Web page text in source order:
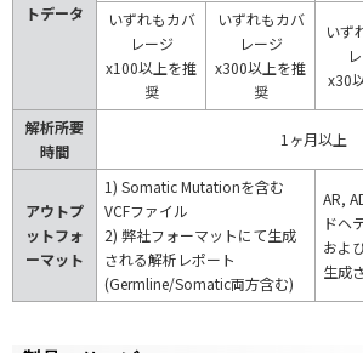
トデータ
いずれもカバ
レージ
x100以上を推
奨
いずれもカバ
レージ
x300以上を推
奨
いず
x30
解析所要
時間
1ヶ月以上
アウトプ
ットフォ
ーマット
1) Somatic Mutationを含む
VCFファイル
2) 弊社フォーマットにて生成
される解析レポート
(Germline/Somatic両方含む)
AR,
ドヘ
およ
生成